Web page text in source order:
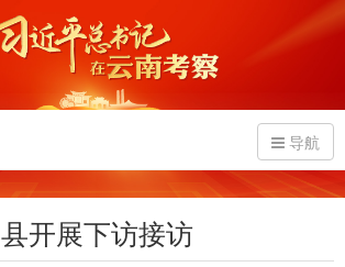
导航
开展下访接访